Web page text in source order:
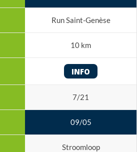
Run Saint-Genèse
10 km
INFO
7/21
09/05
Stroomloop